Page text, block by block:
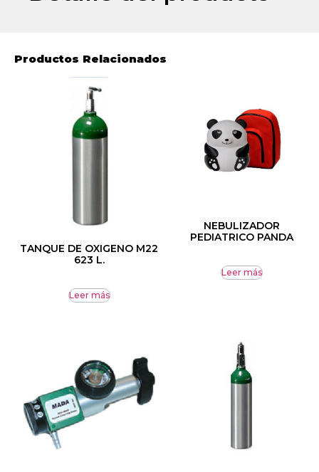
Productos Relacionados
TANQUE DE OXIGENO M22
623 L.
Leer más
NEBULIZADOR
PEDIATRICO PANDA
Leer más